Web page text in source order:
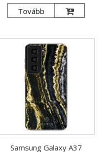
Tovább
Samsung Galaxy A37